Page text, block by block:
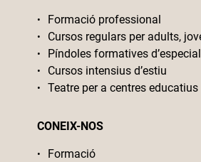
Formació professional
Cursos regulars per adults,
Píndoles formatives
Cursos intensius d’estiu
Teatre per a centres educatius
CONEIX-NOS
Formació